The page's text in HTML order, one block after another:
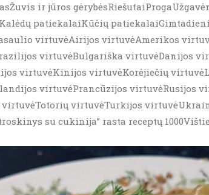
ir jūros
patiekalaiKūčių
virtuvėAirijos virtuvėAmerikos
virtuvėBulgariška virtuvėDanijos
virtuvėKinijos virtuvėKorėjiečių
virtuvėPrancūzijos virtuvėRusijos
virtuvėTurkijos
su cukinija” rasta receptų